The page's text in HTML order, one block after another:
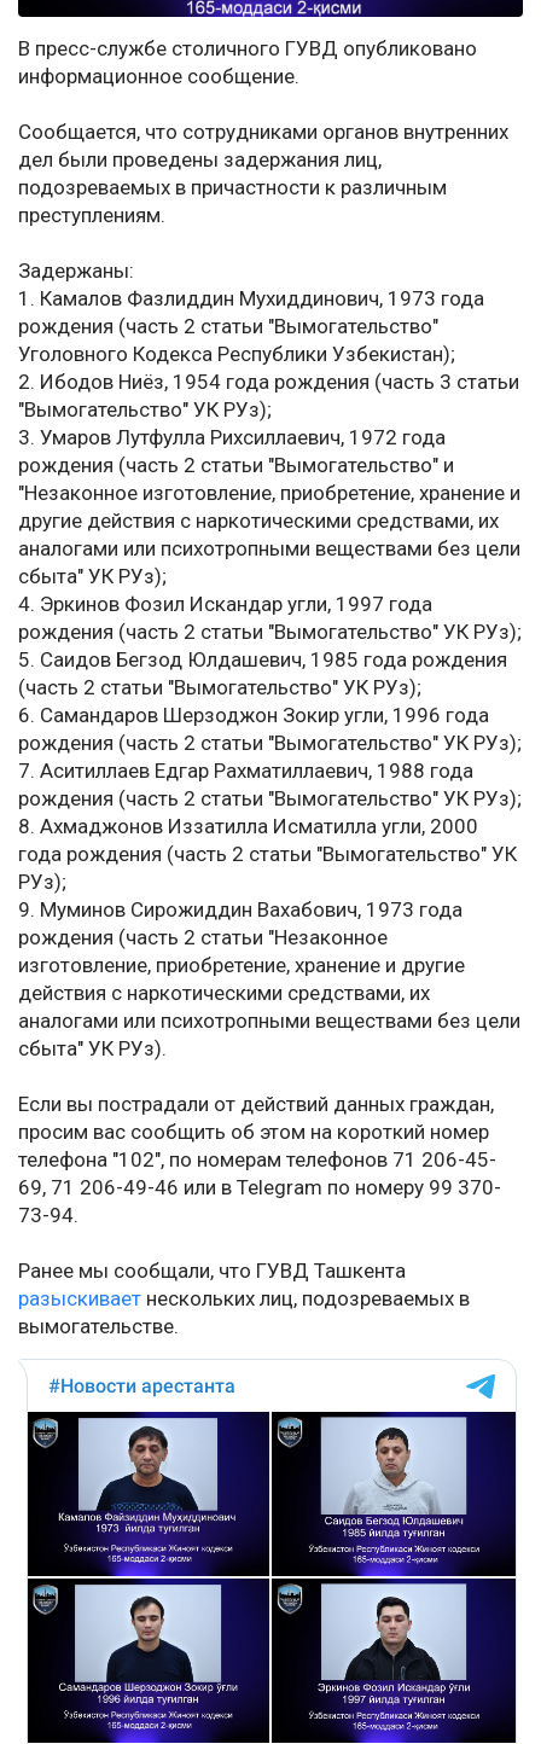
В пресс-службе столичного ГУВД опубликовано
информационное сообщение.
Сообщается, что сотрудниками органов внутренних
дел были проведены задержания лиц,
подозреваемых в причастности к различным
преступлениям.
Задержаны:
1. Камалов Фазлиддин Мухиддинович, 1973 года
рождения (часть 2 статьи "Вымогательство"
Уголовного Кодекса Республики Узбекистан);
2. Ибодов Ниёз, 1954 года рождения (часть 3 статьи
"Вымогательство" УК РУз);
3. Умаров Лутфулла Рихсиллаевич, 1972 года
рождения (часть 2 статьи "Вымогательство" и
"Незаконное изготовление, приобретение, хранение и
другие действия с наркотическими средствами, их
аналогами или психотропными веществами без цели
сбыта" УК РУз);
4. Эркинов Фозил Искандар угли, 1997 года
рождения (часть 2 статьи "Вымогательство" УК РУз);
5. Саидов Бегзод Юлдашевич, 1985 года рождения
(часть 2 статьи "Вымогательство" УК РУз);
6. Самандаров Шерзоджон Зокир угли, 1996 года
рождения (часть 2 статьи "Вымогательство" УК РУз);
7. Аситиллаев Едгар Рахматиллаевич, 1988 года
рождения (часть 2 статьи "Вымогательство" УК РУз);
8. Ахмаджонов Иззатилла Исматилла угли, 2000
года рождения (часть 2 статьи "Вымогательство" УК
РУз);
9. Муминов Сирожиддин Вахабович, 1973 года
рождения (часть 2 статьи "Незаконное
изготовление, приобретение, хранение и другие
действия с наркотическими средствами, их
аналогами или психотропными веществами без цели
сбыта" УК РУз).
Если вы пострадали от действий данных граждан,
просим вас сообщить об этом на короткий номер
телефона "102", по номерам телефонов 71 206-45-
69, 71 206-49-46 или в Telegram по номеру 99 370-
73-94.
Ранее мы сообщали, что ГУВД Ташкента
разыскивает нескольких лиц, подозреваемых в
вымогательстве.